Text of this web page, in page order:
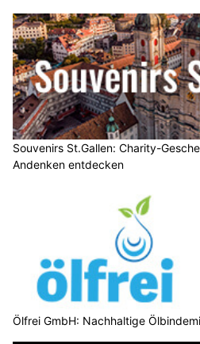
Souvenirs St.Gallen: Charity-
Andenken entdecken
Ölfrei GmbH: Nachhaltige